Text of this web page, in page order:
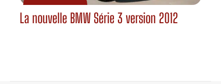
La nouvelle BMW Série 3 version 2012